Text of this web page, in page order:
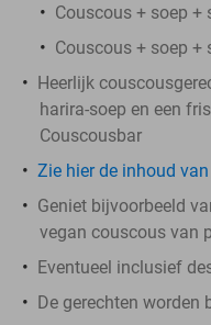
Couscous + soep +
Couscous + soep +
Heerlijk
harira-soep en een
Couscousbar
Zie hier de inhoud
Geniet bijvoorbeeld
vegan couscous van
Eventueel inclusief
De gerechten worden